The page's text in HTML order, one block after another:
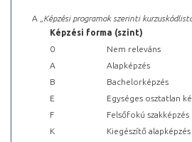
A „ Képzési programok szerinti
Képzési forma (szint)
0
Nem releváns
A
Alapképzés
B
Bachelorképzés
E
Egységes osztatlan
F
Felsőfokú szakképzés
K
Kiegészítő alapképzés